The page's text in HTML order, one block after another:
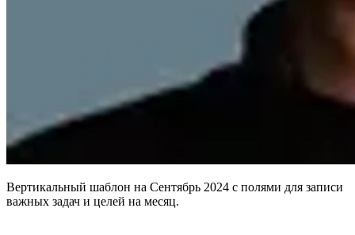
Вертикальный шаблон на Сентябрь 2024 с полями для записи
важных задач и целей на месяц.